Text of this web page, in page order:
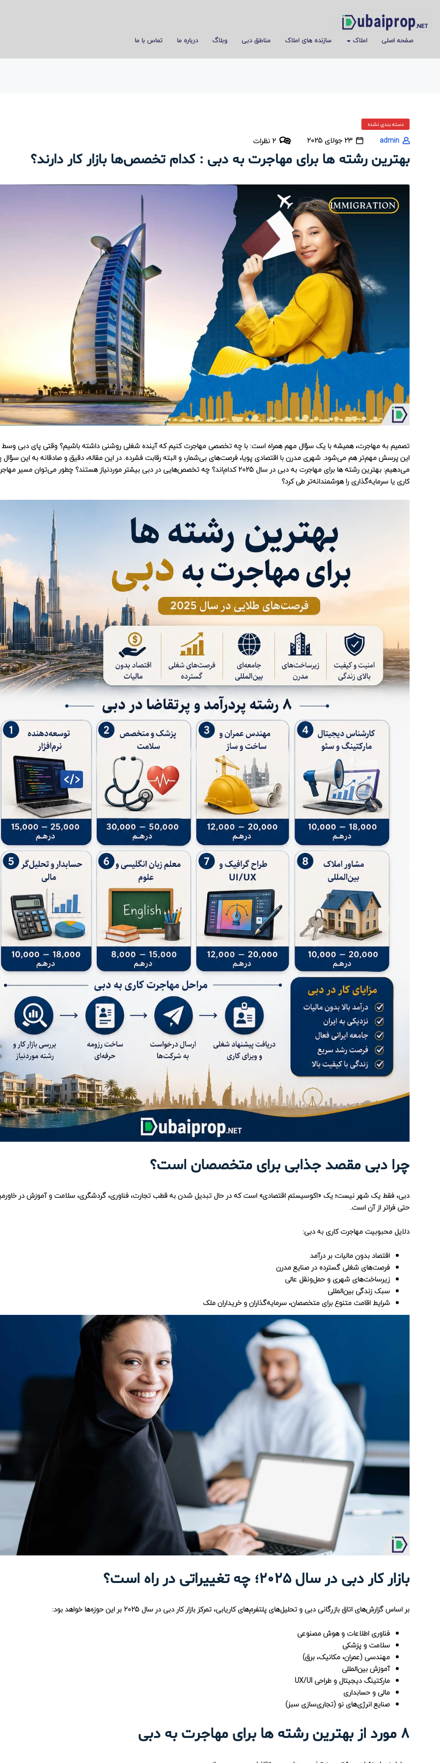
صفحه اصلی املاک سازنده های املاک مناطق دبی وبلاگ درباره ما تماس با ما
دسته بندی نشده
admin 23 جولای 2025 2 نظرات
بهترین رشته ها برای مهاجرت به دبی : کدام تخصص‌ها بازار کار دارند؟
تصمیم به مهاجرت، همیشه با یک سؤال مهم همراه است: با چه تخصصی مهاجرت کنیم که آینده شغلی روشنی داشته باشیم؟ وقتی پای دبی وسط
این پرسش مهم‌تر هم می‌شود. شهری مدرن با اقتصادی پویا، فرصت‌های بی‌شمار، و البته رقابت فشرده. در این مقاله، دقیق و صادقانه به این
می‌دهیم: بهترین رشته ها برای مهاجرت به دبی
در سال 2025 کدام‌اند؟ چه تخصص‌هایی در دبی بیشتر موردنیاز هستند؟ چطور می‌توان مسیر
کاری یا سرمایه‌گذاری را هوشمندانه‌تر طی کرد؟
چرا دبی مقصد جذابی برای متخصصان است؟
دبی، فقط یک شهر نیست؛ یک «اکوسیستم اقتصادی» است که در حال تبدیل شدن به قطب تجارت، فناوری، گردشگری، سلامت و آموزش در
حتی فراتر از آن است.
دلایل محبوبیت مهاجرت کاری به دبی:
اقتصاد بدون مالیات بر درآمد
فرصت‌های شغلی گسترده در صنایع مدرن
زیرساخت‌های شهری و حمل‌ونقل عالی
سبک زندگی بین‌المللی
شرایط اقامت متنوع برای متخصصان، سرمایه‌گذاران و خریداران ملک
بازار کار دبی در سال 2025؛ چه تغییراتی در راه است؟
بر اساس گزارش‌های اتاق بازرگانی دبی و تحلیل‌های پلتفرم‌های کاریابی، تمرکز بازار کار دبی در سال 2025 بر این حوزه‌ها خواهد بود:
فناوری اطلاعات و هوش مصنوعی
سلامت و پزشکی
مهندسی (عمران، مکانیک، برق)
آموزش بین‌المللی
مارکتینگ دیجیتال و طراحی UX/UI
مالی و حسابداری
صنایع انرژی‌های نو (تجاری‌سازی سبز)
۸ مورد از بهترین رشته ها برای مهاجرت به دبی